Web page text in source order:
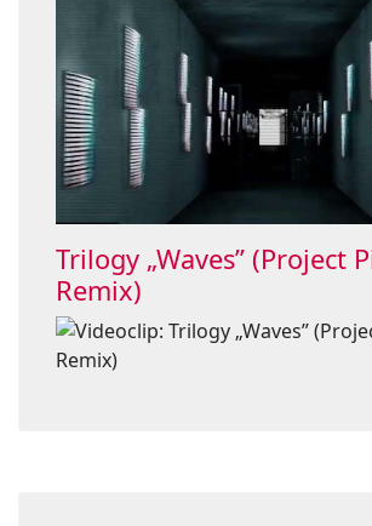
Trilogy „Waves” (Project
Remix)